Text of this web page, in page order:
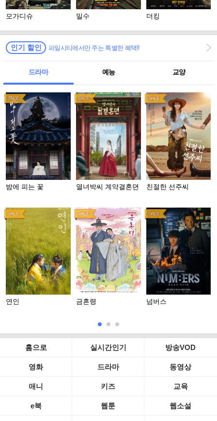
모가디슈 밀수 더킹
인기 할인 파일시티에서만 주는 특별한 혜택!!
드라마 예능 교양
밤에 피는 꽃 열녀박씨 계약결혼뎐 친절한 선주씨
연인 금혼령 넘버스
홈으로 실시간인기 방송VOD
영화 드라마 동영상
애니 키즈 교육
e북 웹툰 웹소설